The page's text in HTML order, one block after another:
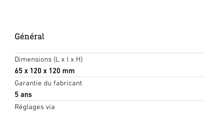
Général
Dimensions (L x l x H)
65 x 120 x 120 mm
Garantie du fabricant
5 ans
Réglages via